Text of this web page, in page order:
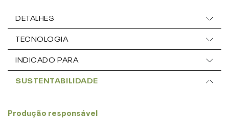
DETALHES
TECNOLOGIA
INDICADO PARA
SUSTENTABILIDADE
Produção responsável